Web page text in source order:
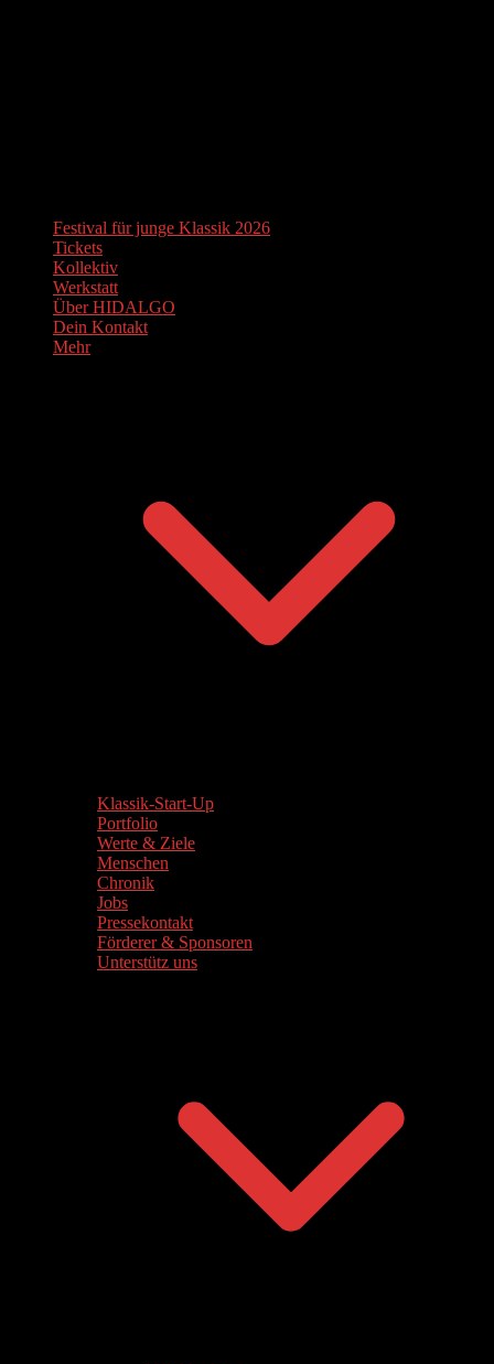
Festival für junge Klassik 2026
Tickets
Kollektiv
Werkstatt
Über HIDALGO
Dein Kontakt
Mehr
Klassik-Start-Up
Portfolio
Werte & Ziele
Menschen
Chronik
Jobs
Pressekontakt
Förderer & Sponsoren
Unterstütz uns